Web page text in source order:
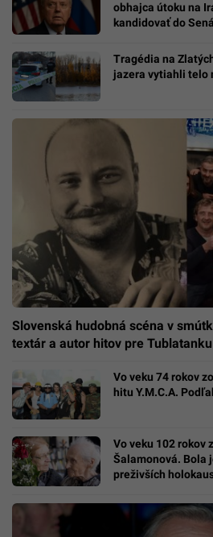
obhajca útoku na
kandidovať do
Tragédia na
jazera vytiahli telo
Slovenská hudobná scéna v
textár a autor hitov pre
Vo veku 74 rokov
hitu Y.M.C.A.
Vo veku 102 rokov
Šalamonová. Bola
preživších